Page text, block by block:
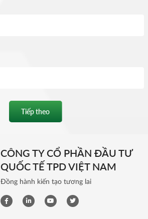
Tiếp theo
CÔNG TY CỔ PHẦN ĐẦU TƯ
QUỐC TẾ TPD VIỆT NAM
Đồng hành kiến tạo tương lai